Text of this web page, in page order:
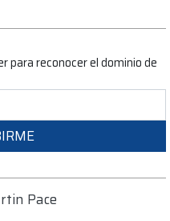
para reconocer el dominio de
Pace